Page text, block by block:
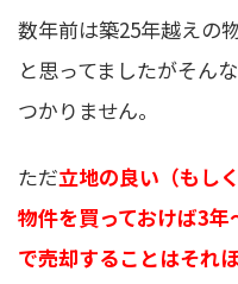
数年前は築25年越えの
と思ってましたがそん
つかりません。
ただ立地の良い（もし
物件を買っておけば3
で売却することはそれ